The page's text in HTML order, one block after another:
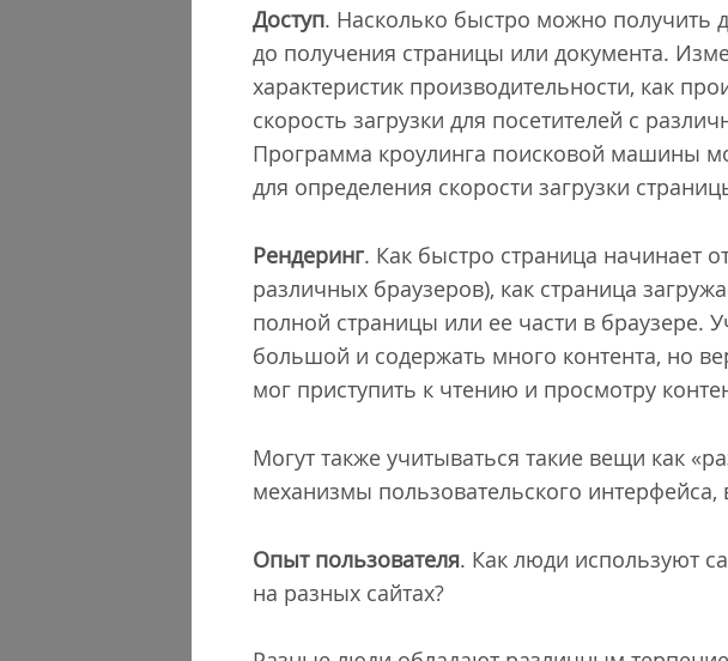
Доступ. Насколько быстро можно получить
до получения страницы или документа.
характеристик производительности, как
скорость загрузки для посетителей с
Программа кроулинга поисковой машины
для определения скорости загрузки
Рендеринг. Как быстро страница начинает
различных браузеров), как страница
полной страницы или ее части в браузере.
большой и содержать много контента, но
мог приступить к чтению и просмотру
Могут также учитываться такие вещи как
механизмы пользовательского
Опыт пользователя. Как люди используют
на разных сайтах?